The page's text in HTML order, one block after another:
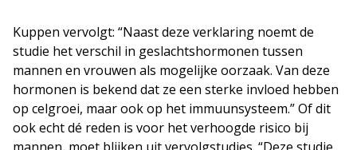
Kuppen vervolgt: “Naast deze verklaring noemt de
studie het verschil in geslachtshormonen tussen
mannen en vrouwen als mogelijke oorzaak. Van deze
hormonen is bekend dat ze een sterke invloed hebben
op celgroei, maar ook op het immuunsysteem.” Of dit
ook echt dé reden is voor het verhoogde risico bij
mannen, moet blijken uit vervolgstudies. “Deze studie